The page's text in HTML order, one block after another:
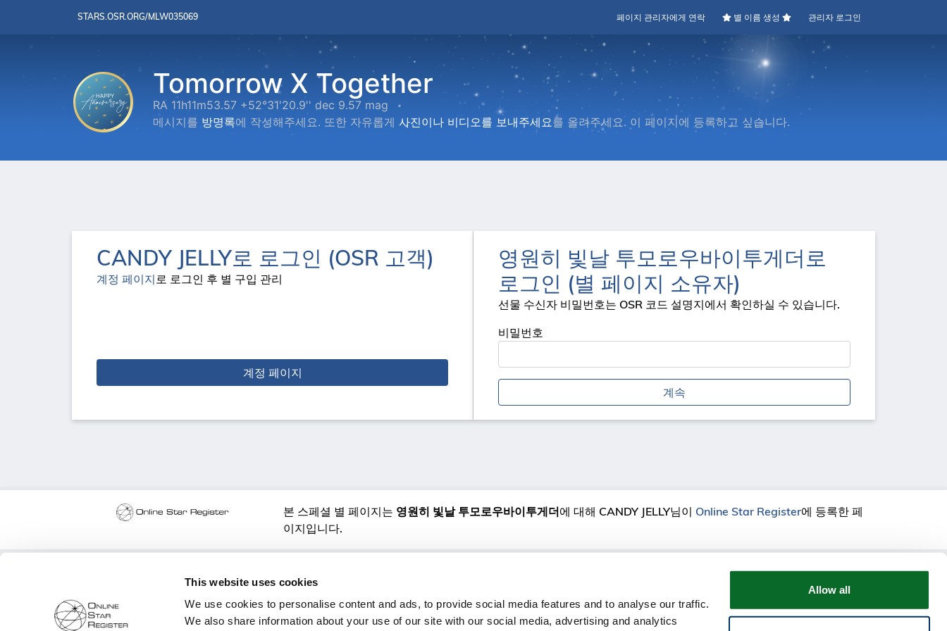
This website uses cookies
We use cookies to personalise content and ads, to provide social media features and to analyse our traffic.
We also share information about your use of our site with our social media, advertising and analytics
Allow all
STARS.OSR.ORG/MLW035069 페이지 관리자에게 연락 별 이름 생성 관리자 로그인
Tomorrow X Together
RA 11h11m53.57 +52°31'20.9'' dec 9.57 mag
메시지를 방명록에 작성해주세요. 또한 자유롭게 사진이나 비디오를 보내주세요를 올려주세요. 이 페이지에 등록하고 싶습니다.
CANDY JELLY로 로그인 (OSR 고객)
계정 페이지로 로그인 후 별 구입 관리
계정 페이지
영원히 빛날 투모로우바이투게더로
로그인 (별 페이지 소유자)
선물 수신자 비밀번호는 OSR 코드 설명지에서 확인하실 수 있습니다.
비밀번호
본 스페셜 별 페이지는 영원히 빛날 투모로우바이투게더에 대해 CANDY JELLY님이 Online Star Register에 등록한 페
이지입니다.